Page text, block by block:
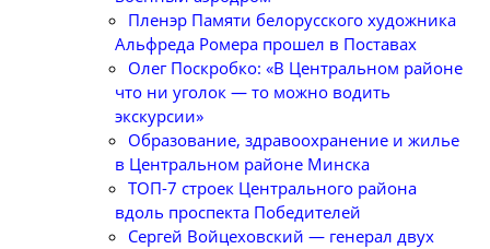
Пленэр Памяти белорусского художника
Альфреда Ромера прошел в Поставах
Олег Поскробко: «В Центральном районе
что ни уголок — то можно водить
экскурсии»
Образование, здравоохранение и жилье
в Центральном районе Минска
ТОП-7 строек Центрального района
вдоль проспекта Победителей
Сергей Войцеховский — генерал двух